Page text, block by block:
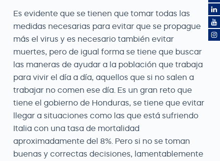
Es evidente que se tienen que tomar todas las
medidas necesarias para evitar que se propague
más el virus y es necesario también evitar
muertes, pero de igual forma se tiene que buscar
las maneras de ayudar a la población que trabaja
para vivir el día a día, aquellos que si no salen a
trabajar no comen ese día. Es un gran reto que
tiene el gobierno de Honduras, se tiene que evitar
llegar a situaciones como las que está sufriendo
Italia con una tasa de mortalidad
aproximadamente del 8%. Pero si no se toman
buenas y correctas decisiones, lamentablemente